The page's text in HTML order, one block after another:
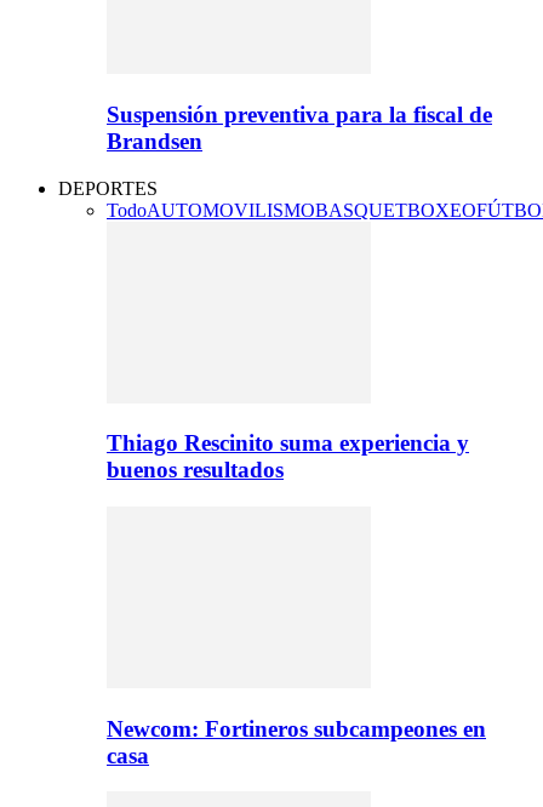
Suspensión preventiva para la fiscal de
Brandsen
DEPORTES
TodoAUTOMOVILISMOBASQUETBOXEO
Thiago Rescinito suma experiencia y
buenos resultados
Newcom: Fortineros subcampeones en
casa